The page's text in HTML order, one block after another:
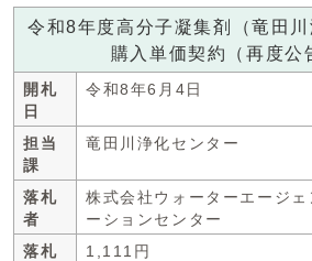
令和8年度高分子凝集剤（竜田川
購入単価契約（再度公
開札
日
令和8年6月4日
担当
課
竜田川浄化センター
落札
者
株式会社ウォーターエージ
ーションセンター
落札
1,111円